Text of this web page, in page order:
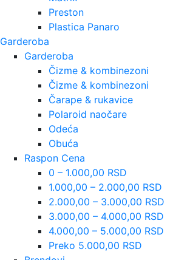
Preston
Plastica Panaro
Garderoba
Garderoba
Čizme & kombinezoni
Čizme & kombinezoni
Čarape & rukavice
Polaroid naočare
Odeća
Obuća
Raspon Cena
0 – 1.000,00 RSD
1.000,00 – 2.000,00 RSD
2.000,00 – 3.000,00 RSD
3.000,00 – 4.000,00 RSD
4.000,00 – 5.000,00 RSD
Preko 5.000,00 RSD